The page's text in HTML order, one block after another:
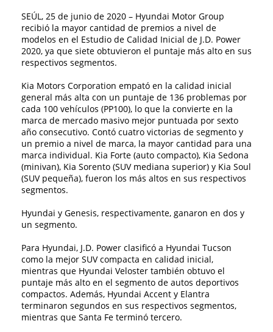
SEÚL, 25 de junio de 2020 – Hyundai Motor Group
recibió la mayor cantidad de premios a nivel de
modelos en el Estudio de Calidad Inicial de J.D. Power
2020, ya que siete obtuvieron el puntaje más alto en sus
respectivos segmentos.
Kia Motors Corporation empató en la calidad inicial
general más alta con un puntaje de 136 problemas por
cada 100 vehículos (PP100), lo que la convierte en la
marca de mercado masivo mejor puntuada por sexto
año consecutivo. Contó cuatro victorias de segmento y
un premio a nivel de marca, la mayor cantidad para una
marca individual. Kia Forte (auto compacto), Kia Sedona
(minivan), Kia Sorento (SUV mediana superior) y Kia Soul
(SUV pequeña), fueron los más altos en sus respectivos
segmentos.
Hyundai y Genesis, respectivamente, ganaron en dos y
un segmento.
Para Hyundai, J.D. Power clasificó a Hyundai Tucson
como la mejor SUV compacta en calidad inicial,
mientras que Hyundai Veloster también obtuvo el
puntaje más alto en el segmento de autos deportivos
compactos. Además, Hyundai Accent y Elantra
terminaron segundos en sus respectivos segmentos,
mientras que Santa Fe terminó tercero.